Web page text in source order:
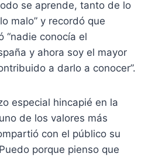
se aprende, tanto de lo
malo” y recordó que
“nadie conocía el
y ahora soy el mayor
a darlo a conocer”.
especial hincapié en la
de los valores más
con el público su
porque pienso que